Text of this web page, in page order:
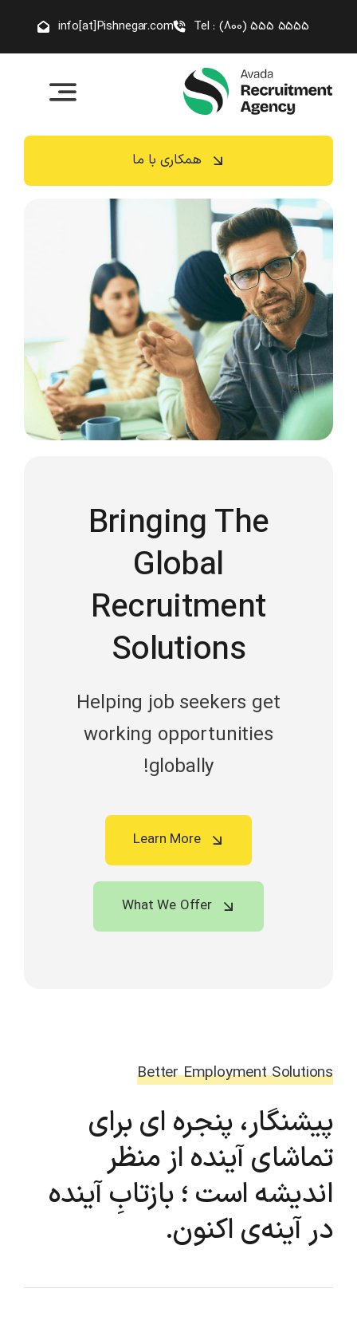
محتوا
Tel : (800) 555 5555
info[at]Pishnegar.com
همکاری با ما
Bringing The
Global
Recruitment
Solutions
Helping job seekers get
working opportunities
globally!
Learn More
What We Offer
Better Employment Solutions
پیشنگار، پنجره ای برای
تماشای آینده از منظر
اندیشه است ؛ بازتابِ آینده
در آینه‌ی اکنون.